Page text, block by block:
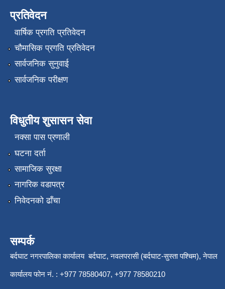
प्रतिवेदन
वार्षिक प्रगति प्रतिवेदन
चौमासिक प्रगति प्रतिवेदन
सार्वजनिक सुनुवाई
सार्वजनिक परीक्षण
विधुतीय शुसासन सेवा
नक्सा पास प्रणाली
घटना दर्ता
सामाजिक सुरक्षा
नागरिक वडापत्र
निवेदनको ढाँचा
सम्पर्क
बर्दघाट नगरपालिका कार्यालय बर्दघाट, नवलपरासी (बर्दघाट-सुस्ता पश्चिम), नेपाल
कार्यालय फोन नं. : +977 78580407, +977 78580210